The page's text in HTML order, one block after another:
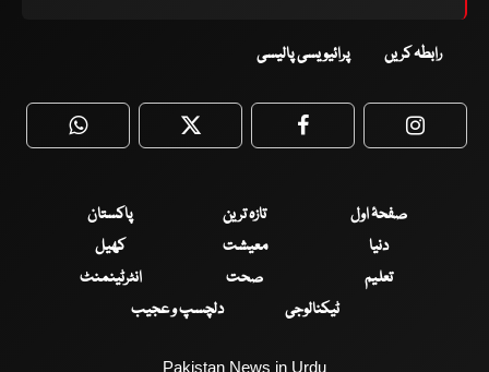
رابطہ کریں پرائیویسی پالیسی
WhatsApp Twitter Facebook
صفحۂ اول تازہ ترین
پاکستان
دنیا
معیشت
کھیل
تعلیم
صحت
انٹرٹینمنٹ
ٹیکنالوجی
دلچسپ و عجیب
Pakistan News in Urdu